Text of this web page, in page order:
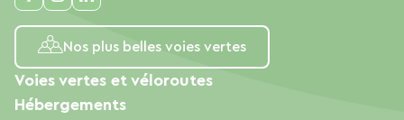
Nos plus belles voies vertes
Voies vertes et véloroutes
Hébergements